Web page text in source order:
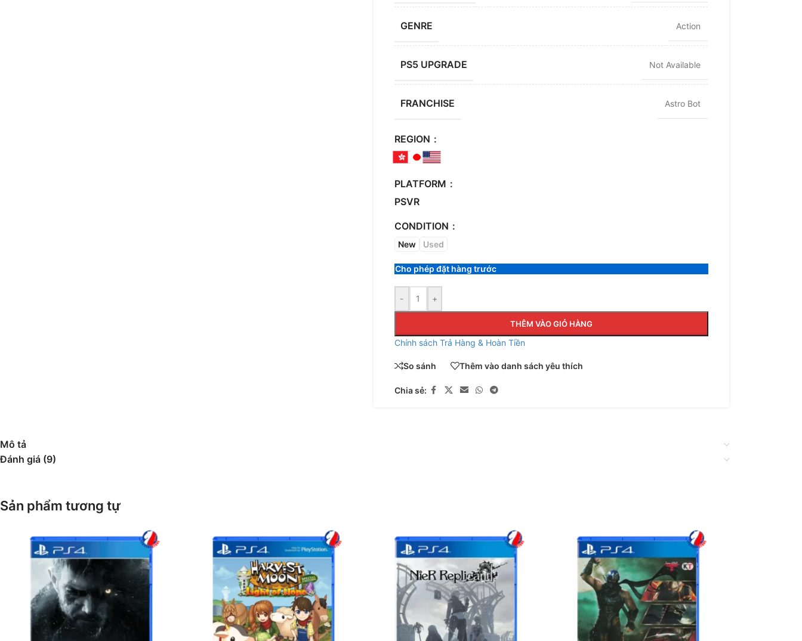
GENRE Action
PS5 UPGRADE Not Available
FRANCHISE Astro Bot
REGION
PLATFORM
PSVR
CONDITION
New Used
Cho phép đặt hàng trước
- +
THÊM VÀO GIỎ HÀNG
Chính sách Trả Hàng & Hoàn Tiền
So sánh Thêm vào danh sách yêu thích
Chia sẻ:
Mô tả
Đánh giá (9)
Sản phẩm tương tự